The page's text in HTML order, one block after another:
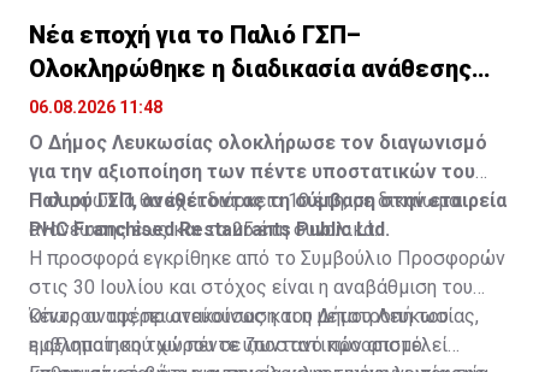
Νέα εποχή για το Παλιό ΓΣΠ–
Ολοκληρώθηκε η διαδικασία ανάθεσης
των υποστατικών
06.08.2026 11:48
Ο Δήμος Λευκωσίας ολοκλήρωσε τον διαγωνισμό
για την αξιοποίηση των πέντε υποστατικών του
Παλιού ΓΣΠ, αναθέτοντας τη σύμβαση στην εταιρεία
PHC Franchised Restaurants Public Ltd.
Η συμφωνία θα έχει διάρκεια 10 έτη, με δικαίωμα
ανανέωσης έως και τα 25 έτη συνολικά.
Η προσφορά εγκρίθηκε από το Συμβούλιο Προσφορών
στις 30 Ιουλίου και στόχος είναι η αναβάθμιση του
κέντρου της πρωτεύουσας και η μετατροπή του
εμβληματικού χώρου σε ζωντανό προορισμό.
Όπως αναφέρει ανακοίνωση του Δήμου Λευκωσίας,
η αξιοποίηση των πέντε υποστατικών αποτελεί